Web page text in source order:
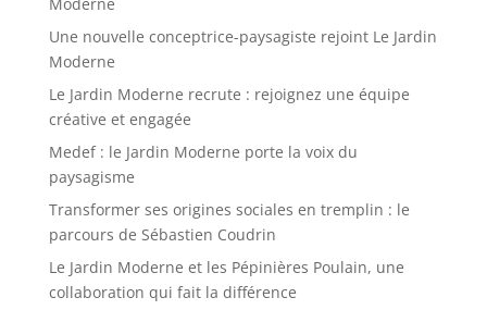
Une nouvelle conceptrice-paysagiste rejoint Le Jardin
Moderne
Le Jardin Moderne recrute : rejoignez une équipe
créative et engagée
Medef : le Jardin Moderne porte la voix du
paysagisme
Transformer ses origines sociales en tremplin : le
parcours de Sébastien Coudrin
Le Jardin Moderne et les Pépinières Poulain, une
collaboration qui fait la différence